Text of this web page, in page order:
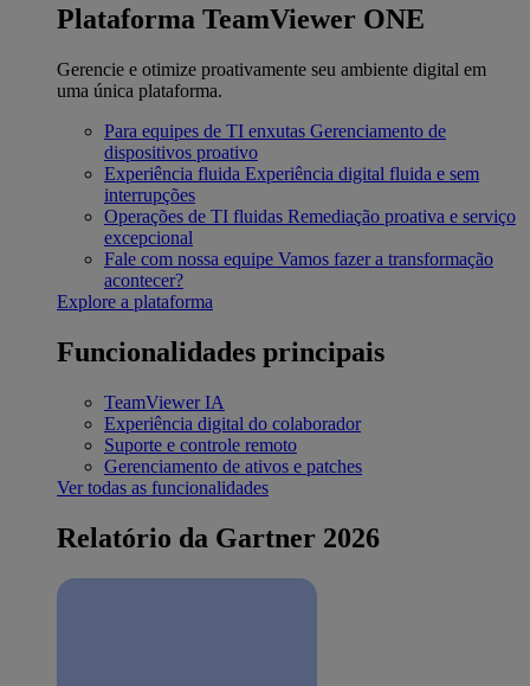
Plataforma TeamViewer ONE
Gerencie e otimize proativamente seu ambiente digital em
uma única plataforma.
Para equipes de TI enxutas Gerenciamento de
dispositivos proativo
Experiência fluida Experiência digital fluida e sem
interrupções
Operações de TI fluidas Remediação proativa e serviço
excepcional
Fale com nossa equipe Vamos fazer a transformação
acontecer?
Explore a plataforma
Funcionalidades principais
TeamViewer IA
Experiência digital do colaborador
Suporte e controle remoto
Gerenciamento de ativos e patches
Ver todas as funcionalidades
Relatório da Gartner 2026